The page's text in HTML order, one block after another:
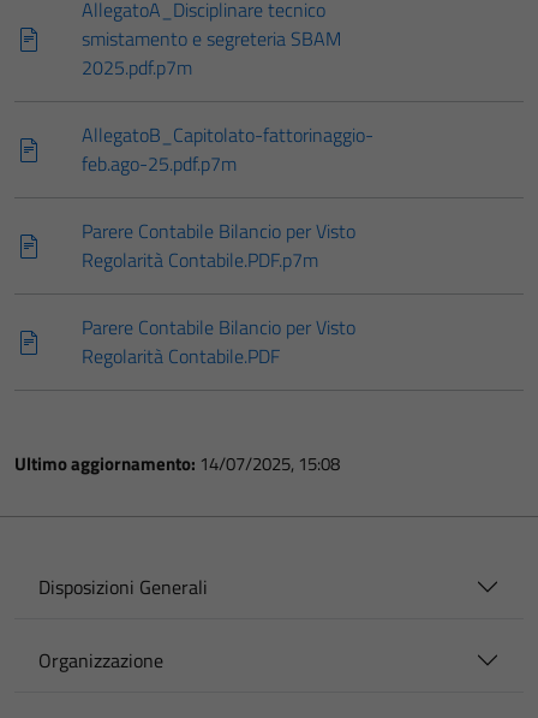
AllegatoA_Disciplinare tecnico
smistamento e segreteria SBAM
2025.pdf.p7m
AllegatoB_Capitolato-fattorinaggio-
feb.ago-25.pdf.p7m
Parere Contabile Bilancio per Visto
Regolarità Contabile.PDF.p7m
Parere Contabile Bilancio per Visto
Regolarità Contabile.PDF
Ultimo aggiornamento: 14/07/2025, 15:08
Disposizioni Generali
Organizzazione